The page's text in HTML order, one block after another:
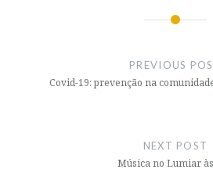
PREVIOUS
Covid-19: prevenção na
NEXT POST
Música no Lumiar